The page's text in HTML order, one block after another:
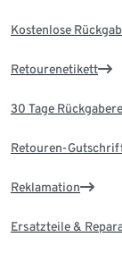
Kostenlose
Retourenetikett
30 Tage
Retouren-
Reklamation
Ersatzteile &